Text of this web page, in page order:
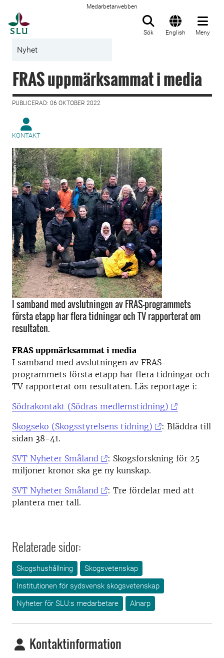
Medarbetarwebben
Sök English Meny
Nyhet
FRAS uppmärksammat i media
PUBLICERAD: 06 OKTOBER 2022
KONTAKT
I samband med avslutningen av FRAS-programmets
första etapp har flera tidningar och TV rapporterat om
resultaten.
FRAS uppmärksammat i media
I samband med avslutningen av FRAS-
programmets första etapp har flera tidningar och
TV rapporterat om resultaten. Läs reportage i:
Södrakontakt (Södras medlemstidning)
Skogseko (Skogsstyrelsens tidning)
: Bläddra till
sidan 38-41.
SVT Nyheter Småland
: Skogsforskning för 25
miljoner kronor ska ge ny kunskap.
SVT Nyheter Småland
: Tre fördelar med att
plantera mer tall.
Relaterade sidor:
Skogshushållning
Skogsvetenskap
Institutionen för sydsvensk skogsvetenskap
Nyheter för SLU:s medarbetare
Alnarp
Kontaktinformation